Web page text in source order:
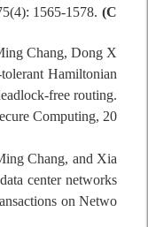
5(4): 1565-1578.(C
Chang, Dong X
Hamiltonian
free routing.
Computing, 20
Chang, and Xia
center networks
on Netwo